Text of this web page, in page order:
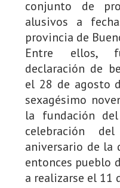
conjunto de
alusivos a
provincia de
Entre ellos,
declaración de
el 28 de agosto
sexagésimo
la fundación
celebración
aniversario de la
entonces pueblo
a realizarse el 11